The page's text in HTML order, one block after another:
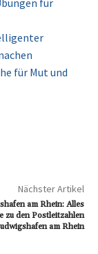
für
für Mut und
Nächster Artikel
am Rhein: Alles
zu den Postleitzahlen
am Rhein